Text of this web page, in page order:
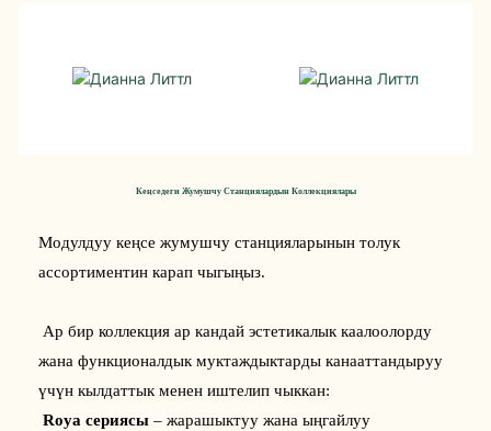
Кеңседеги Жумушчу Станциялардын Коллекциялары
Модулдуу кеңсе жумушчу станцияларынын толук
ассортиментин карап чыгыңыз.
жана функционалдык муктаждыктарды канааттандыруу
үчүн кылдаттык менен иштелип чыккан:
Roya сериясы – жарашыктуу жана ыңгайлуу